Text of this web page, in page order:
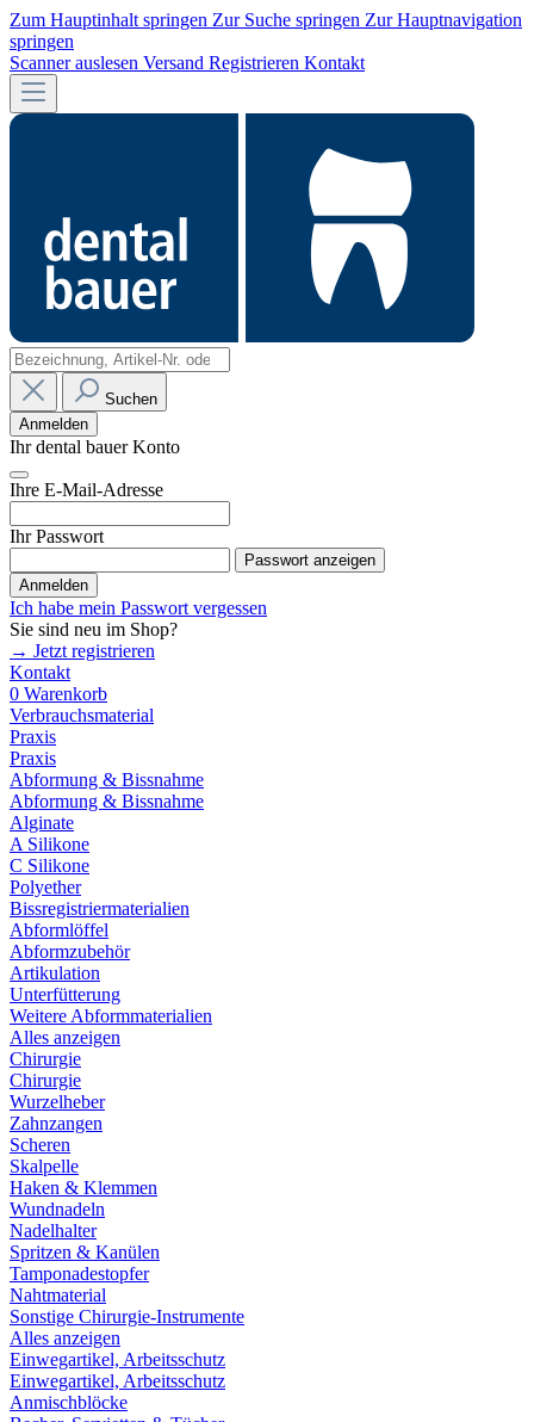
Zum Hauptinhalt springen Zur Suche springen Zur Hauptnavigation
springen
Scanner auslesen Versand Registrieren Kontakt
Suchen
Anmelden
Ihr dental bauer Konto
Ihre E-Mail-Adresse
Ihr Passwort
Passwort anzeigen
Anmelden
Ich habe mein Passwort vergessen
Sie sind neu im Shop?
→ Jetzt registrieren
Kontakt
0 Warenkorb
Verbrauchsmaterial
Praxis
Praxis
Abformung & Bissnahme
Abformung & Bissnahme
Alginate
A Silikone
C Silikone
Polyether
Bissregistriermaterialien
Abformlöffel
Abformzubehör
Artikulation
Unterfütterung
Weitere Abformmaterialien
Alles anzeigen
Chirurgie
Chirurgie
Wurzelheber
Zahnzangen
Scheren
Skalpelle
Haken & Klemmen
Wundnadeln
Nadelhalter
Spritzen & Kanülen
Tamponadestopfer
Nahtmaterial
Sonstige Chirurgie-Instrumente
Alles anzeigen
Einwegartikel, Arbeitsschutz
Einwegartikel, Arbeitsschutz
Anmischblöcke